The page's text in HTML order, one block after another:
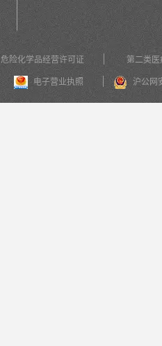
危险化学品经营许可证 第二类医
电子营业执照 沪公网